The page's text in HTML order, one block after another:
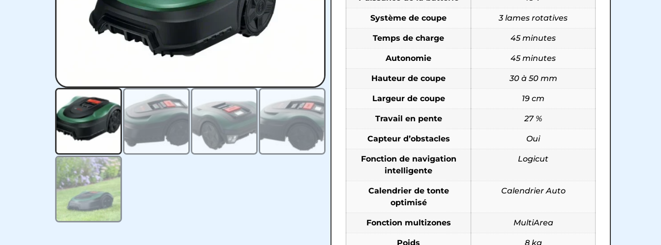
Système de coupe 3 lames rotatives
Temps de charge 45 minutes
Autonomie 45 minutes
Hauteur de coupe 30 à 50 mm
Largeur de coupe 19 cm
Travail en pente 27 %
Capteur d’obstacles Oui
Fonction de navigation
intelligente
Logicut
Calendrier de tonte
optimisé
Calendrier Auto
Fonction multizones MultiArea
Poids 8 kg